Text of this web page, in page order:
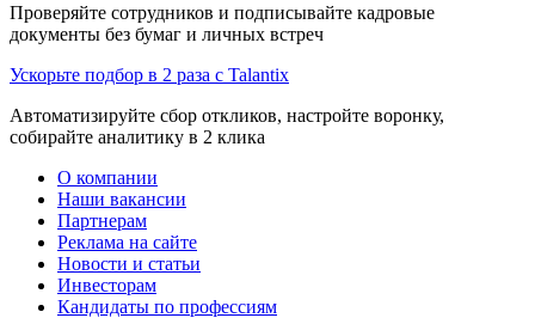
Проверяйте сотрудников и подписывайте кадровые
документы без бумаг и личных встреч
Ускорьте подбор в 2 раза с Talantix
Автоматизируйте сбор откликов, настройте воронку,
собирайте аналитику в 2 клика
О компании
Наши вакансии
Партнерам
Реклама на сайте
Новости и статьи
Инвесторам
Кандидаты по профессиям